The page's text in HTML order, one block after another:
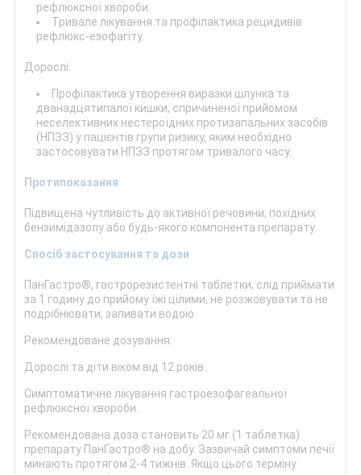
рефлюксної хвороби.
Тривале лікування та профілактика рецидивів
рефлюкс-езофагіту.
Дорослі.
Профілактика утворення виразки шлунка та
дванадцятипалої кишки, спричиненої прийомом
неселективних нестероїдних протизапальних засобів
(НПЗЗ) у пацієнтів групи ризику, яким необхідно
застосовувати НПЗЗ протягом тривалого часу.
Протипоказання
Підвищена чутливість до активної речовини, похідних
бензимідазолу або будь-якого компонента препарату.
Спосіб застосування та дози
ПанГастро®, гастрорезистентні таблетки, слід приймати
за 1 годину до прийому їжі цілими, не розжовувати та не
подрібнювати, запивати водою.
Рекомендоване дозування.
Дорослі та діти віком від 12 років.
Симптоматичне лікування гастроезофагеальної
рефлюксної хвороби.
Рекомендована доза становить 20 мг (1 таблетка)
препарату ПанГастро® на добу. Зазвичай симптоми печії
минають протягом 2-4 тижнів. Якщо цього терміну